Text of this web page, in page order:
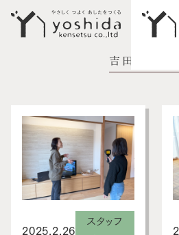
イベ
5つ
施
新
性
吉田建設ブ
2025.2.26
スタッフ